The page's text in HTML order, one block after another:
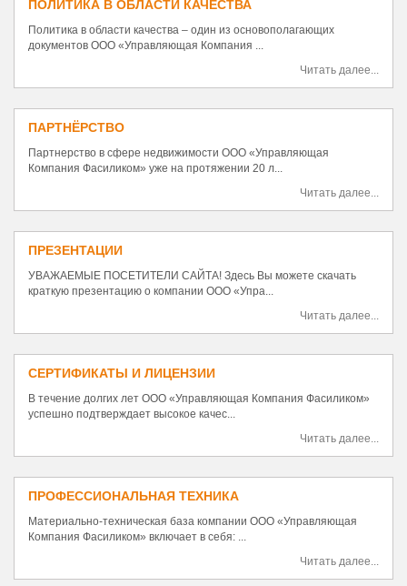
ПОЛИТИКА В ОБЛАСТИ КАЧЕСТВА
Политика в области качества – один из основополагающих
документов ООО «Управляющая Компания ...
Читать далее...
ПАРТНЁРСТВО
Партнерство в сфере недвижимости ООО «Управляющая
Компания Фасиликом» уже на протяжении 20 л...
Читать далее...
ПРЕЗЕНТАЦИИ
УВАЖАЕМЫЕ ПОСЕТИТЕЛИ САЙТА! Здесь Вы можете скачать
краткую презентацию о компании ООО «Упра...
Читать далее...
СЕРТИФИКАТЫ И ЛИЦЕНЗИИ
В течение долгих лет ООО «Управляющая Компания Фасиликом»
успешно подтверждает высокое качес...
Читать далее...
ПРОФЕССИОНАЛЬНАЯ ТЕХНИКА
Материально-техническая база компании ООО «Управляющая
Компания Фасиликом» включает в себя: ...
Читать далее...